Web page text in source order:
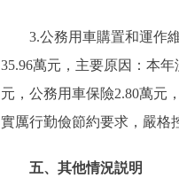
3.公務用車購置和運作維
35.96萬元，主要原因：本
元，公務用車保險2.80萬元
實厲行勤儉節約要求，嚴格
五、其他情況説明